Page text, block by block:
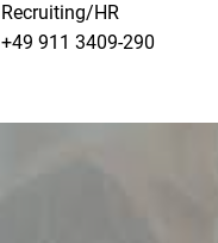
Recruiting/HR
+49 911 3409-290